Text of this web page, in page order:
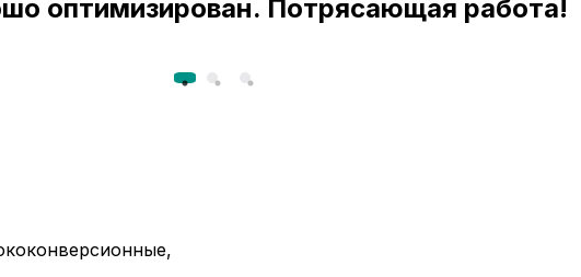
оптимизирован. Потрясающая работа!